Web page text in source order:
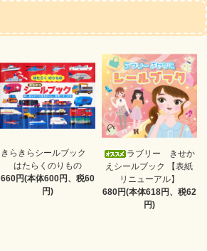
きらきらシールブック
はたらくのりもの
660円(本体600円、税60
円)
ラブリー きせか
えシールブック 【表紙
リニューアル】
680円(本体618円、税62
円)